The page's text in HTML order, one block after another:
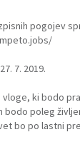
pogojev
7. 2019.
ki bodo
bodo poleg
bo po lastni